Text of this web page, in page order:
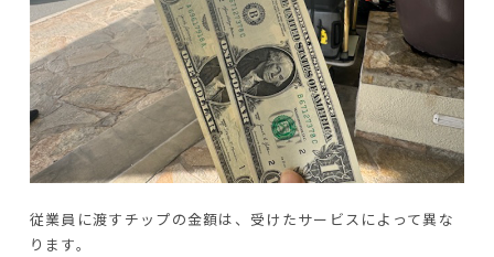
従業員に渡すチップの金額は、受けたサービスによって異な
ります。